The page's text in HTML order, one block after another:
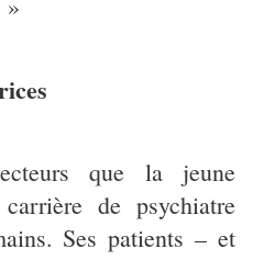
que la jeune
de psychiatre
Ses patients – et